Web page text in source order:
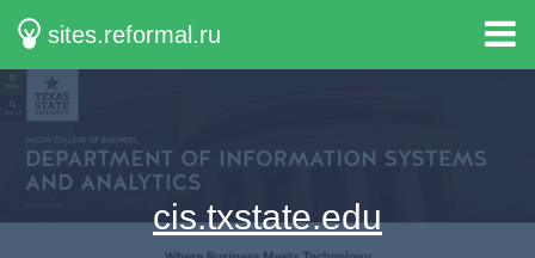
sites.reformal.ru
cis.txstate.edu